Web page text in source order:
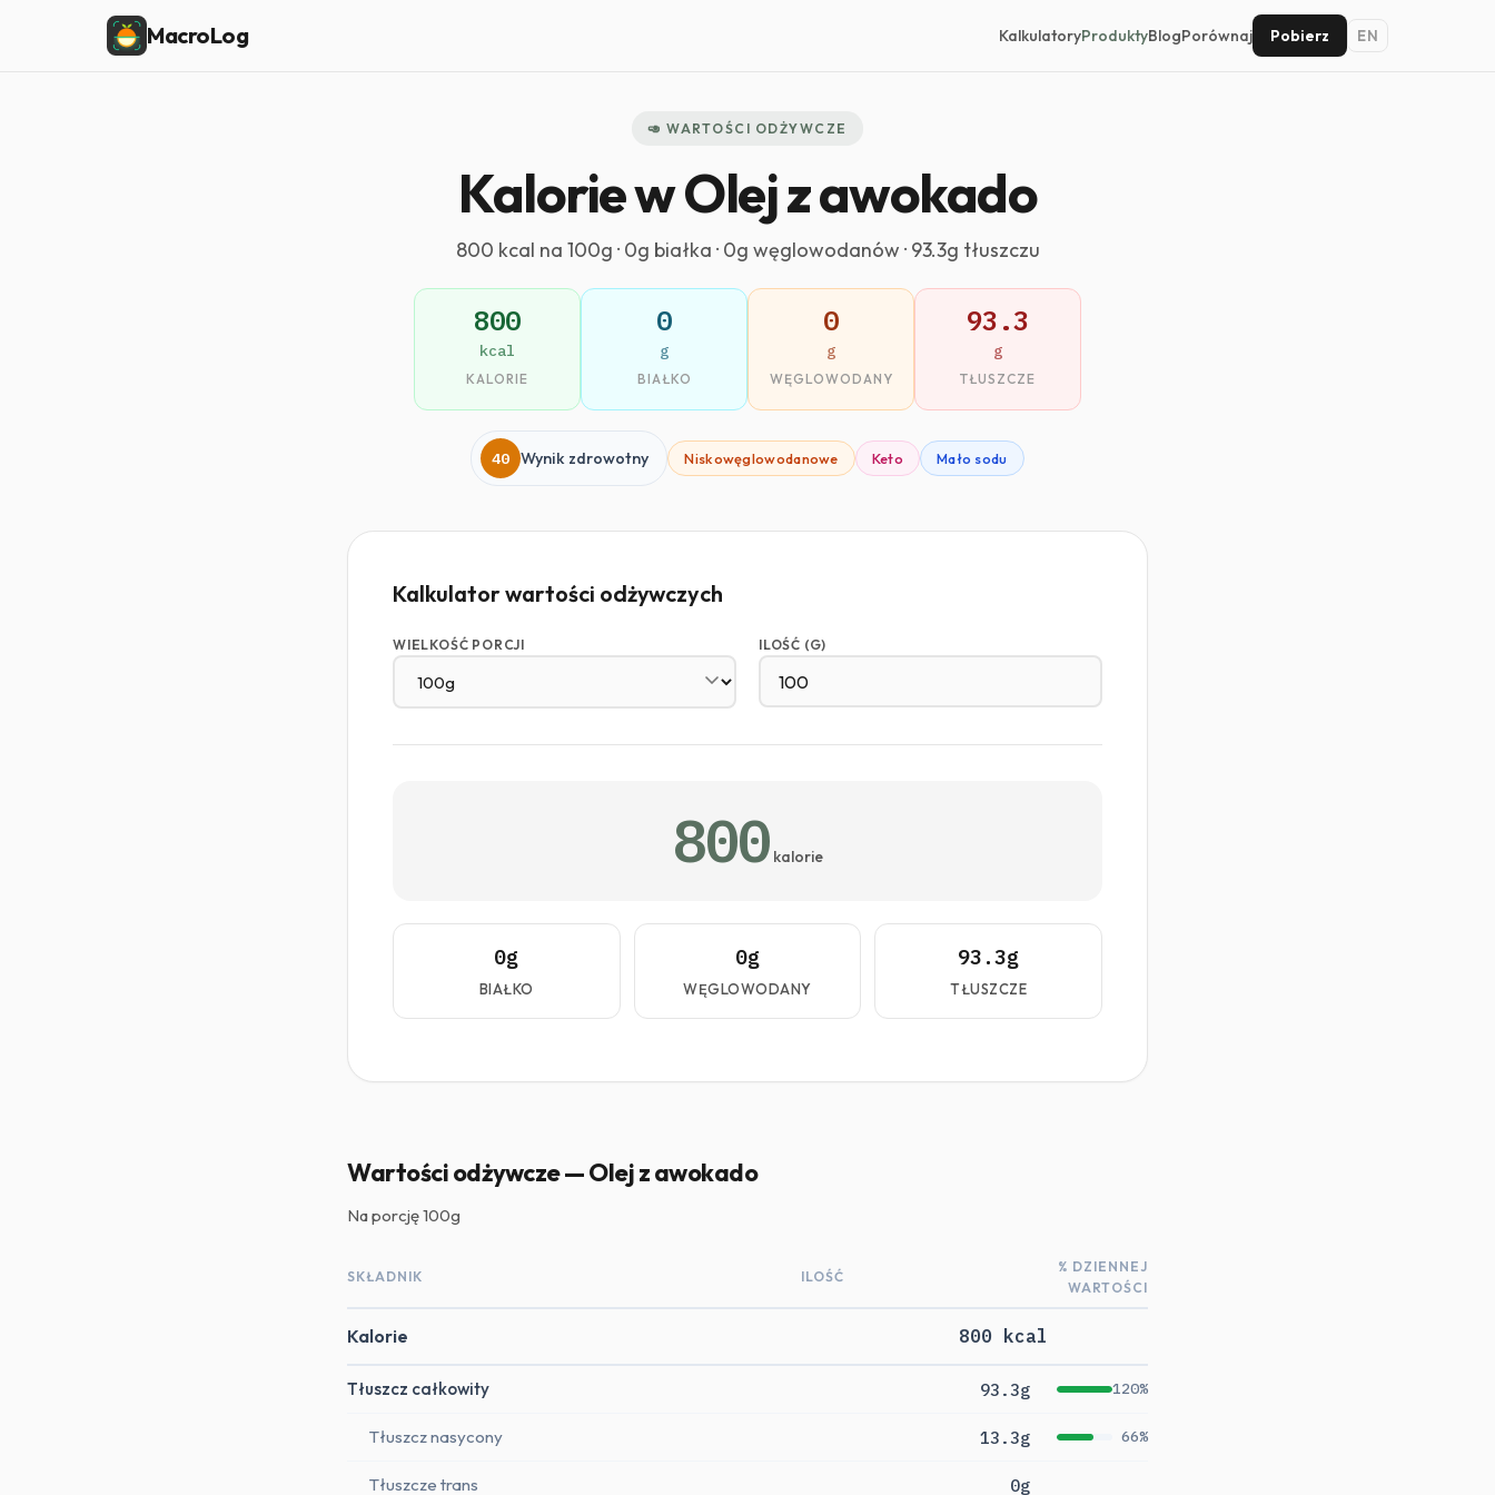
MacroLog KalkulatoryProduktyBlogPorównaj Pobierz EN
🥑 WARTOŚCI ODŻYWCZE
Kalorie w Olej z awokado
800 kcal na 100g · 0g białka · 0g węglowodanów · 93.3g tłuszczu
800
kcal
KALORIE
0
g
BIAŁKO
0
g
WĘGLOWODANY
93.3
g
TŁUSZCZE
40 Wynik zdrowotny Niskowęglowodanowe Keto Mało sodu
Kalkulator wartości odżywczych
WIELKOŚĆ PORCJI ILOŚĆ (G)
800 kalorie
0g
BIAŁKO
0g
WĘGLOWODANY
93.3g
TŁUSZCZE
Wartości odżywcze — Olej z awokado
Na porcję100g
SKŁADNIK ILOŚĆ
% DZIENNEJ
WARTOŚCI
Kalorie 800 kcal
Tłuszcz całkowity 93.3g 120%
Tłuszcz nasycony 13.3g 66%
Tłuszcze trans 0g